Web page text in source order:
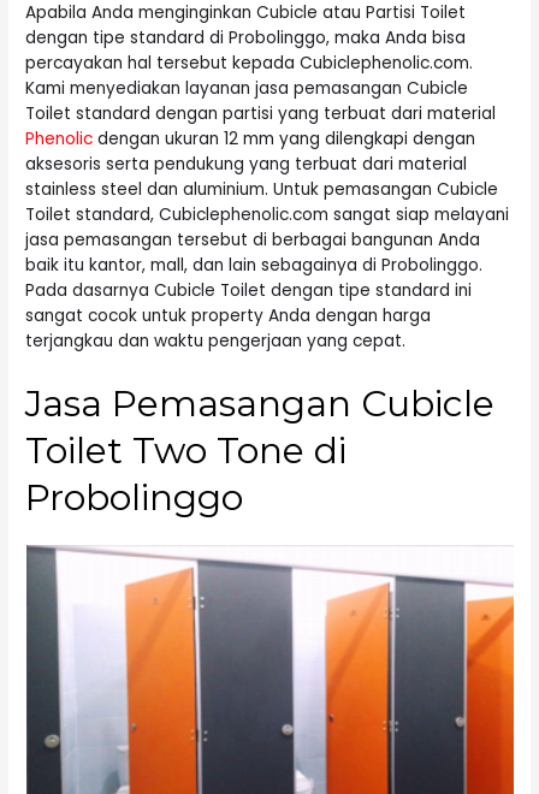
Apabila Anda menginginkan Cubicle atau Partisi Toilet
dengan tipe standard di Probolinggo, maka Anda bisa
percayakan hal tersebut kepada Cubiclephenolic.com.
Kami menyediakan layanan jasa pemasangan Cubicle
Toilet standard dengan partisi yang terbuat dari material
Phenolic dengan ukuran 12 mm yang dilengkapi dengan
aksesoris serta pendukung yang terbuat dari material
stainless steel dan aluminium. Untuk pemasangan Cubicle
Toilet standard, Cubiclephenolic.com sangat siap melayani
jasa pemasangan tersebut di berbagai bangunan Anda
baik itu kantor, mall, dan lain sebagainya di Probolinggo.
Pada dasarnya Cubicle Toilet dengan tipe standard ini
sangat cocok untuk property Anda dengan harga
terjangkau dan waktu pengerjaan yang cepat.
Jasa Pemasangan Cubicle
Toilet Two Tone di
Probolinggo